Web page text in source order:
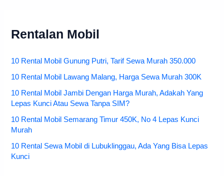
Rentalan Mobil
10 Rental Mobil Gunung Putri, Tarif Sewa Murah 350.000
10 Rental Mobil Lawang Malang, Harga Sewa Murah 300K
10 Rental Mobil Jambi Dengan Harga Murah, Adakah Yang
Lepas Kunci Atau Sewa Tanpa SIM?
10 Rental Mobil Semarang Timur 450K, No 4 Lepas Kunci
Murah
10 Rental Sewa Mobil di Lubuklinggau, Ada Yang Bisa Lepas
Kunci